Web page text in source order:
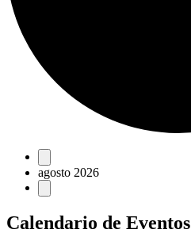
Eventos
agosto 2026
Calendario de Eventos